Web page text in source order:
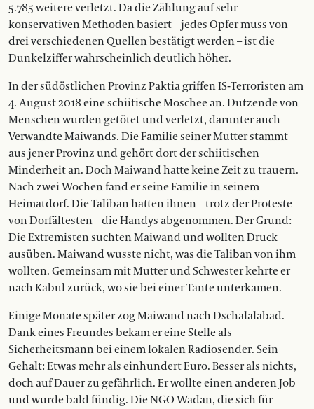
5.785 weitere verletzt. Da die Zählung auf sehr
konservativen Methoden basiert – jedes Opfer muss von
drei verschiedenen Quellen bestätigt werden – ist die
Dunkelziffer wahrscheinlich deutlich höher.
In der südöstlichen Provinz Paktia griffen IS-Terroristen am
4. August 2018 eine schiitische Moschee an. Dutzende von
Menschen wurden getötet und ­verletzt, darunter auch
Verwandte ­Mai­­­wands. Die Familie seiner Mutter stammt
aus jener Provinz und gehört dort der schiitischen
Minderheit an. Doch Maiwand hatte keine Zeit zu trauern.
Nach zwei Wochen fand er seine ­Familie in seinem
Heimatdorf. Die Taliban hatten ihnen – trotz der Proteste
von Dorfältesten – die Handys abgenommen. Der Grund:
Die Extremisten suchten Maiwand und wollten Druck
ausüben. Maiwand wusste nicht, was die Taliban von ihm
wollten. Gemeinsam mit Mutter und Schwester kehrte er
nach Kabul zurück, wo sie bei einer Tante unterkamen.
Einige Monate später zog Maiwand nach Dschalalabad.
Dank eines Freundes bekam er eine Stelle als
Sicherheitsmann bei einem lokalen Radiosender. Sein
Gehalt: Etwas mehr als einhundert Euro. Besser als nichts,
doch auf Dauer zu gefährlich. Er wollte einen anderen Job
und wurde bald fündig. Die NGO Wadan, die sich für